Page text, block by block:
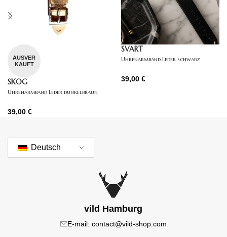
AUSVER
KAUFT
SKOG
Uhrenarmband Leder dunkelbraun
39,00 €
SVART
Uhrenarmband Leder schwarz
39,00 €
Deutsch
vild Hamburg
E-mail: contact@vild-shop.com